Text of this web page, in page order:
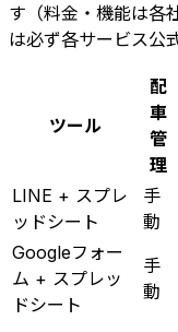
す（料金・機能は各
は必ず各サービス公
ツール
配
車
管
理
LINE + スプレ
ッドシート
手
動
Googleフォー
ム + スプレッ
ドシート
手
動